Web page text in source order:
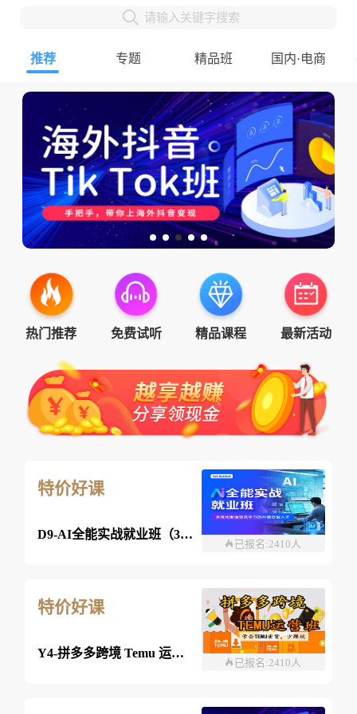
请输入关键字搜索
推荐 专题 精品班 国内·电商
热门推荐 免费试听 精品课程 最新活动
特价好课
D9-AI全能实战就业班（360课时）
已报名:2410人
特价好课
Y4-拼多多跨境 Temu 运营班-26年08月08日（双师）
已报名:2410人